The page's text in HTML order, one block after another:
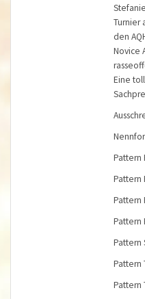
Turnier
den
Novice
Eine
Pattern
Pattern
Pattern
Pattern
Pattern
Pattern
Pattern